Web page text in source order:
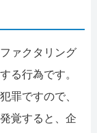
ァクタリング
る行為です。
罪ですので、
覚すると、企